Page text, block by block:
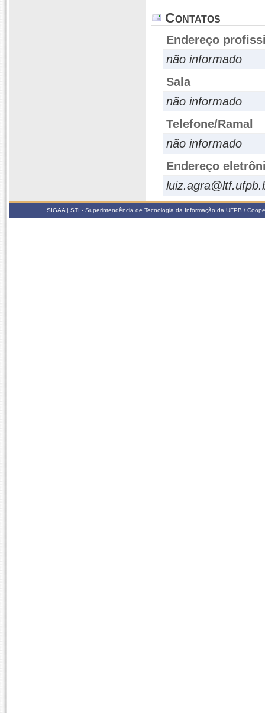
Contatos
Endereço
não informado
Sala
não informado
Telefone/Ramal
não informado
Endereço
SIGAA | STI - Superintendência de Tecnologia da Informação da UFPB /